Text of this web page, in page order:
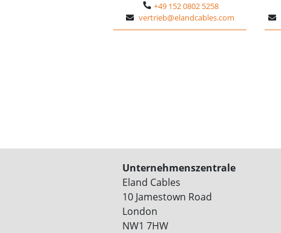
+49 152 0802 5258
vertrieb@elandcables.com
Unternehmenszentrale
Eland Cables
10 Jamestown Road
London
NW1 7HW